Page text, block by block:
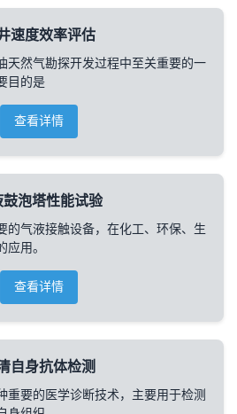
速度效率评估
天然气勘探开发过程中至关重要的一
目的是
查看详情
鼓泡塔性能试验
的气液接触设备，在化工、环保、生
应用。
查看详情
自身抗体检测
重要的医学诊断技术，主要用于检测